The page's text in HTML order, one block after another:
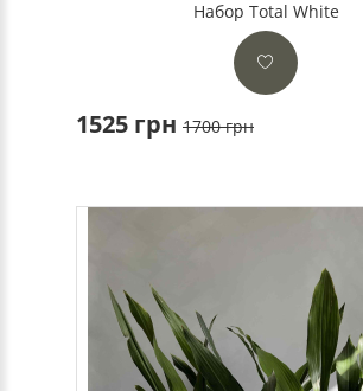
Набор Total White
1525 грн 1700 грн